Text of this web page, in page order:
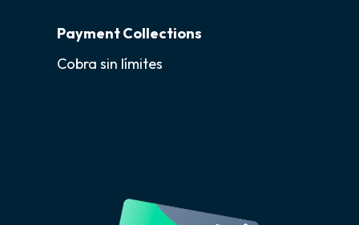
Payment Collections
Cobra sin límites